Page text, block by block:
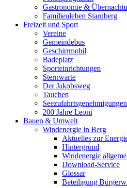
Gastronomie &
Familienleben Starnberg
Freizeit und Sport
Vereine
Gemeindebus
Geschirrmobil
Badeplatz
Sporteinrichtungen
Sternwarte
Der Jakobsweg
Tauchen
Seezufahrtsgenehmigungen
200 Jahre Leoni
Bauen & Umwelt
Windenergie in Berg
Aktuelles zur
Hintergrund
Windenergie
Download-Service
Glossar
Beteiligung